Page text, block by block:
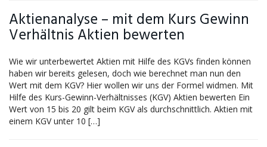
Aktienanalyse – mit dem Kurs Gewinn
Verhältnis Aktien bewerten
Wie wir unterbewertet Aktien mit Hilfe des KGVs finden können
haben wir bereits gelesen, doch wie berechnet man nun den
Wert mit dem KGV? Hier wollen wir uns der Formel widmen. Mit
Hilfe des Kurs-Gewinn-Verhältnisses (KGV) Aktien bewerten Ein
Wert von 15 bis 20 gilt beim KGV als durchschnittlich. Aktien mit
einem KGV unter 10 […]